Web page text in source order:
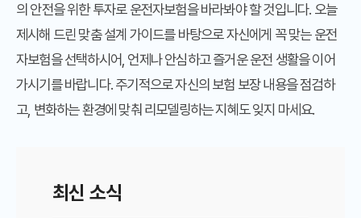
의 안전을 위한 투자로 운전자보험을 바라봐야 할 것입니다. 오늘
제시해 드린 맞춤 설계 가이드를 바탕으로 자신에게 꼭 맞는 운전
자보험을 선택하시어, 언제나 안심하고 즐거운 운전 생활을 이어
가시기를 바랍니다. 주기적으로 자신의 보험 보장 내용을 점검하
고, 변화하는 환경에 맞춰 리모델링하는 지혜도 잊지 마세요.
최신 소식